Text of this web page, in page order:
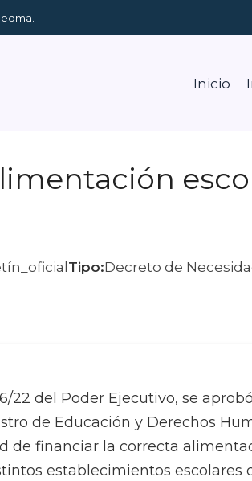
Inicio
Tipo:Decreto de
22 del Poder Ejecutivo, se
de Educación y Derechos
de financiar la correcta
establecimientos escolares